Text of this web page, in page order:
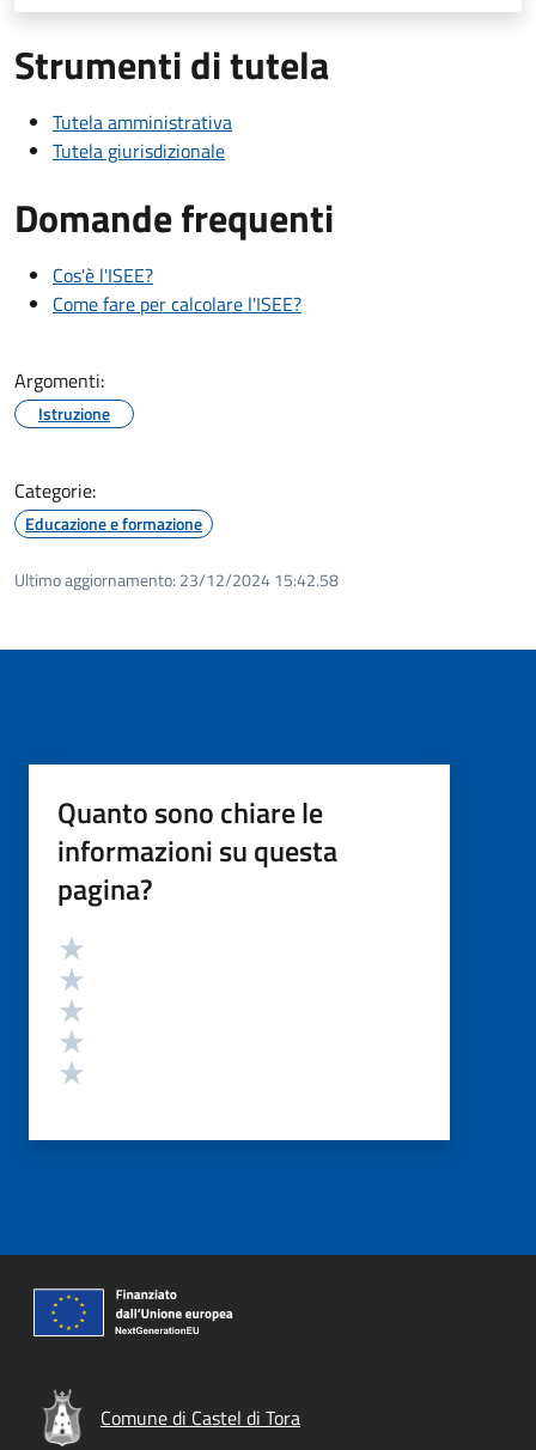
Strumenti di tutela
Tutela amministrativa
Tutela giurisdizionale
Domande frequenti
Cos'è l'ISEE?
Come fare per calcolare l'ISEE?
Argomenti:
Istruzione
Categorie:
Educazione e formazione
Ultimo aggiornamento: 23/12/2024 15:42.58
Quanto sono chiare le
informazioni su questa
pagina?
Valutazione
Comune di Castel di Tora